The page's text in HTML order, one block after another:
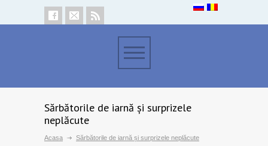
Sărbătorile de iarnă și surprizele
neplăcute
Acasa Sărbătorile de iarnă și surprizele neplăcute